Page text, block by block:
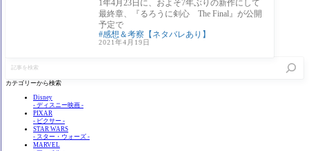
1年4月23日に、およそ7年ぶりの新作にして
最終章、『るろうに剣心 The Final』が公開
予定で
感想＆考察【ネタバレあり】
2021年4月19日
を
検
カテゴリーから検索
Disney
- ディスニー映画 -
PIXAR
- ピクサー -
STAR WARS
- スター・ウォーズ -
MARVEL